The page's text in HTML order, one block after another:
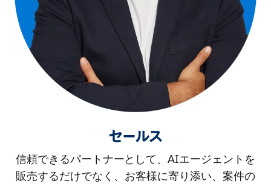
セールス
信頼できるパートナーとして、AIエージェントを
販売するだけでなく、お客様に寄り添い、案件の